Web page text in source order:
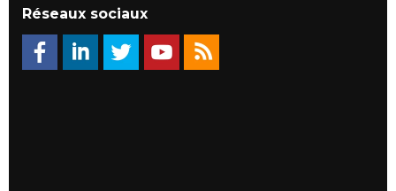
Réseaux sociaux